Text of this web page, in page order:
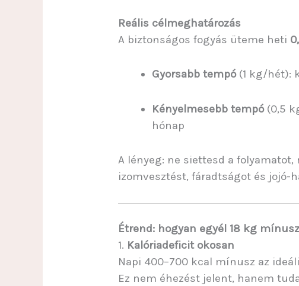
Reális célmeghatározás
A biztonságos fogyás üteme heti
Gyorsabb tempó(1 kg/hét):
Kényelmesebb tempó(0,5
hónap
A lényeg: ne siettesd a
izomvesztést, fáradtságot és jojó-
Étrend: hogyan egyél 18 kg
1. Kalóriadeficit okosan
Napi 400–700 kcal mínusz az
Ez nem éhezést jelent, hanem